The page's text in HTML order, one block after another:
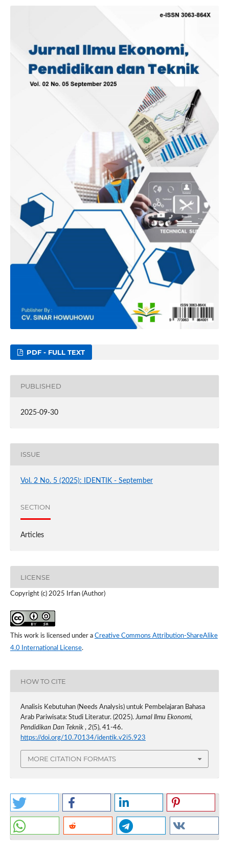
PDF - FULL TEXT
PUBLISHED
2025-09-30
ISSUE
Vol. 2 No. 5 (2025): IDENTIK - September
SECTION
Articles
LICENSE
Copyright (c) 2025 Irfan (Author)
This work is licensed under a Creative Commons Attribution-ShareAlike
4.0 International License.
HOW TO CITE
Analisis Kebutuhan (Needs Analysis) untuk Pembelajaran Bahasa
Arab Pariwisata: Studi Literatur. (2025).Jurnal Ilmu Ekonomi,
Pendidikan Dan Teknik , 2(5), 41-46.
https://doi.org/10.70134/identik.v2i5.923
MORE CITATION FORMATS